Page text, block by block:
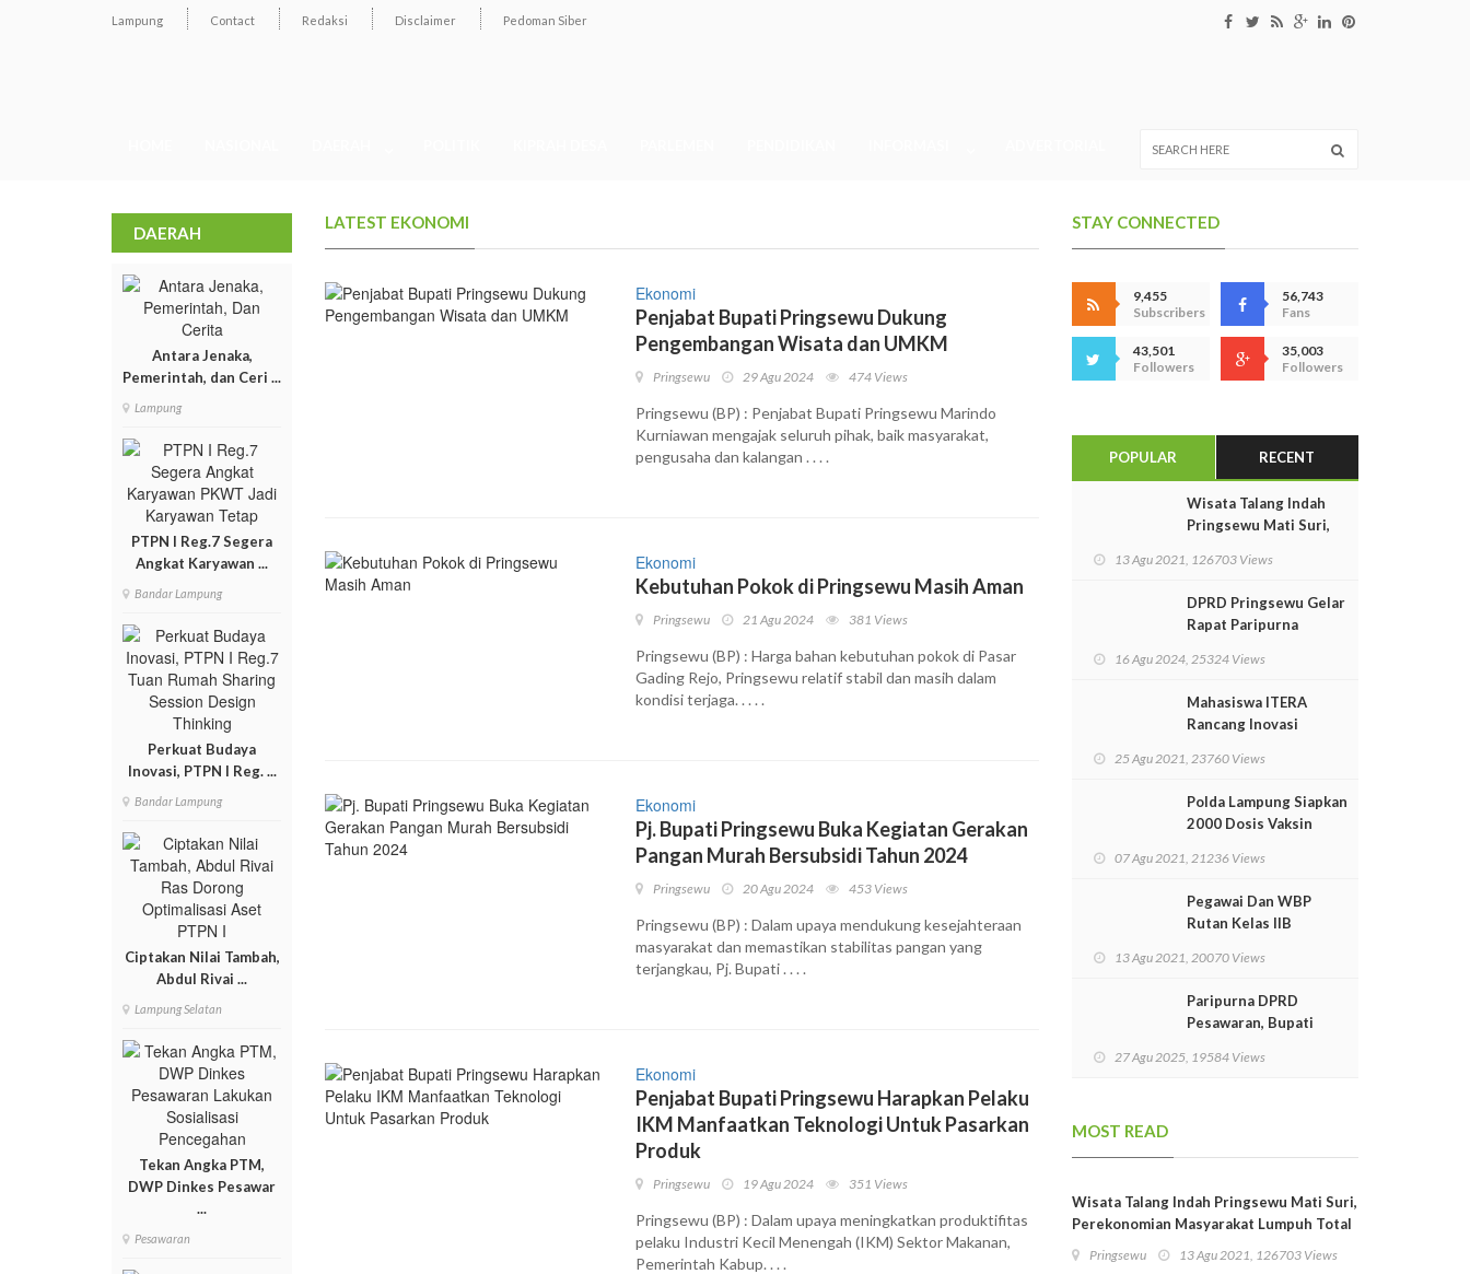
Lampung Contact Redaksi Disclaimer Pedoman Siber
DAERAH
Antara Jenaka,
Pemerintah, dan Ceri ...
Lampung
PTPN I Reg.7 Segera
Angkat Karyawan ...
Bandar Lampung
Perkuat Budaya
Inovasi, PTPN I Reg. ...
Bandar Lampung
Ciptakan Nilai Tambah,
Abdul Rivai ...
Lampung Selatan
Tekan Angka PTM,
DWP Dinkes Pesawar
...
Pesawaran
LATEST EKONOMI
Ekonomi
Penjabat Bupati Pringsewu Dukung
Pengembangan Wisata dan UMKM
Pringsewu 29 Agu 2024 474 Views
Pringsewu (BP) : Penjabat Bupati Pringsewu Marindo
Kurniawan mengajak seluruh pihak, baik masyarakat,
pengusaha dan kalangan . . . .
Ekonomi
Kebutuhan Pokok di Pringsewu Masih Aman
Pringsewu 21 Agu 2024 381 Views
Pringsewu (BP) : Harga bahan kebutuhan pokok di Pasar
Gading Rejo, Pringsewu relatif stabil dan masih dalam
kondisi terjaga. . . . .
Ekonomi
Pj. Bupati Pringsewu Buka Kegiatan Gerakan
Pangan Murah Bersubsidi Tahun 2024
Pringsewu 20 Agu 2024 453 Views
Pringsewu (BP) : Dalam upaya mendukung kesejahteraan
masyarakat dan memastikan stabilitas pangan yang
terjangkau, Pj. Bupati . . . .
Ekonomi
Penjabat Bupati Pringsewu Harapkan Pelaku
IKM Manfaatkan Teknologi Untuk Pasarkan
Produk
Pringsewu 19 Agu 2024 351 Views
Pringsewu (BP) : Dalam upaya meningkatkan produktifitas
pelaku Industri Kecil Menengah (IKM) Sektor Makanan,
Pemerintah Kabup. . . .
STAY CONNECTED
9,455
Subscribers
56,743
Fans
43,501
Followers
35,003
Followers
POPULAR RECENT
Wisata Talang Indah
Pringsewu Mati Suri,
Masyarakat Lumpuh
13 Agu 2021, 126703 Views
DPRD Pringsewu Gelar
Rapat Paripurna
Kenegaraan Presiden
16 Agu 2024, 25324 Views
Mahasiswa ITERA
Rancang Inovasi
Untuk PLTAL
25 Agu 2021, 23760 Views
Polda Lampung Siapkan
2000 Dosis Vaksin
07 Agu 2021, 21236 Views
Pegawai Dan WBP
Rutan Kelas IIB
Vaksinasi Covid-19
13 Agu 2021, 20070 Views
Paripurna DPRD
Pesawaran, Bupati
Pidato Perdana
27 Agu 2025, 19584 Views
MOST READ
Wisata Talang Indah Pringsewu Mati Suri,
Perekonomian Masyarakat Lumpuh Total
Pringsewu 13 Agu 2021, 126703 Views